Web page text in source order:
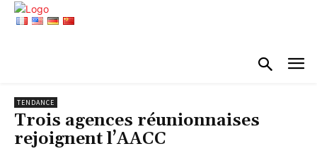
TENDANCE
Trois agences réunionnaises
rejoignent l’AACC